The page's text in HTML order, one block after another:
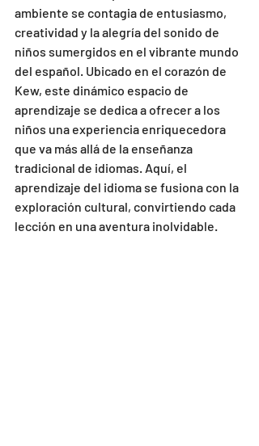
ambiente se contagia de entusiasmo,
creatividad y la alegría del sonido de
niños sumergidos en el vibrante mundo
del español. Ubicado en el corazón de
Kew, este dinámico espacio de
aprendizaje se dedica a ofrecer a los
niños una experiencia enriquecedora
que va más allá de la enseñanza
tradicional de idiomas. Aquí, el
aprendizaje del idioma se fusiona con la
exploración cultural, convirtiendo cada
lección en una aventura inolvidable.